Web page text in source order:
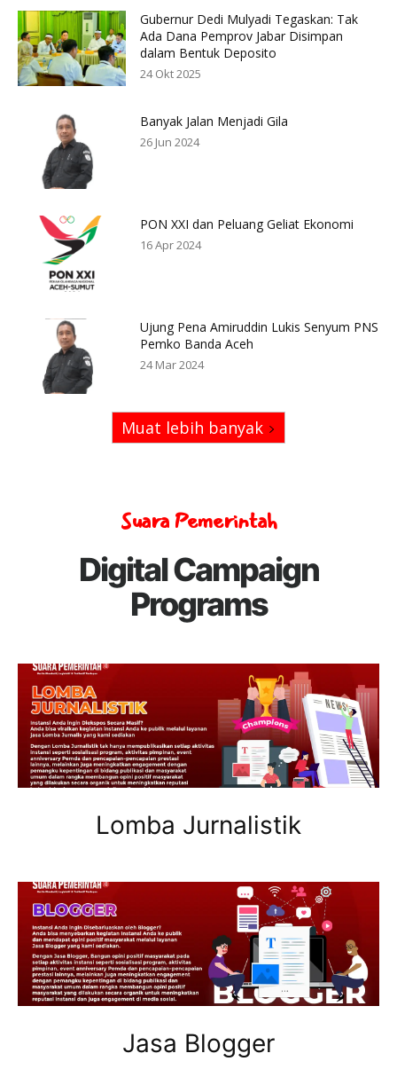
Gubernur Dedi Mulyadi Tegaskan: Tak
Ada Dana Pemprov Jabar Disimpan
dalam Bentuk Deposito
24 Okt 2025
Banyak Jalan Menjadi Gila
26 Jun 2024
PON XXI dan Peluang Geliat Ekonomi
16 Apr 2024
Ujung Pena Amiruddin Lukis Senyum PNS
Pemko Banda Aceh
24 Mar 2024
Muat lebih banyak
Suara Pemerintah
Digital Campaign
Programs
Lomba Jurnalistik
Jasa Blogger